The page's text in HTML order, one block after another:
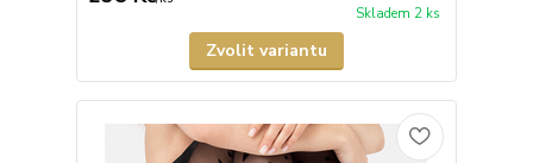
Skladem 2 ks
Zvolit variantu